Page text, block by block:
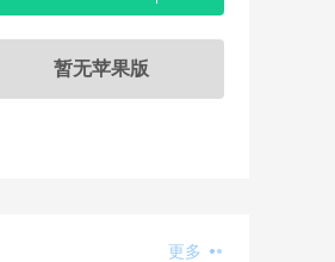
暂无苹果版
更多